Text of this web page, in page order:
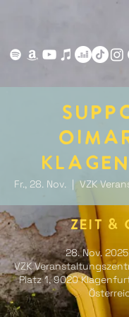
Fr., 28. Nov.
  |
VZK
Zeit &
28. Nov.
VZK
Platz 1, 9020